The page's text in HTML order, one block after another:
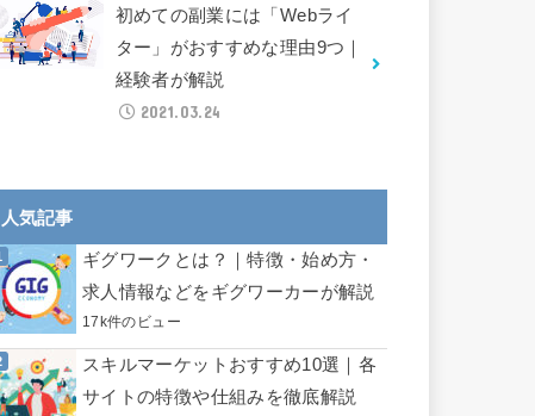
初めての副業には「Webライ
ター」がおすすめな理由9つ｜
経験者が解説
2021.03.24
人気記事
ギグワークとは？｜特徴・始め方・
求人情報などをギグワーカーが解説
17k件のビュー
スキルマーケットおすすめ10選｜各
サイトの特徴や仕組みを徹底解説